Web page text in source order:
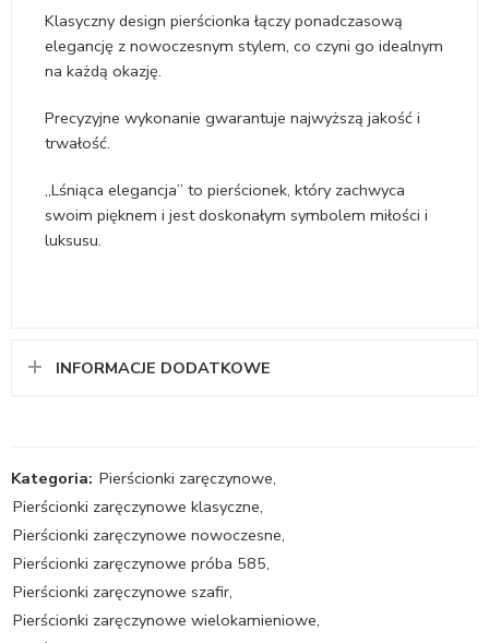
Klasyczny design pierścionka łączy ponadczasową
elegancję z nowoczesnym stylem, co czyni go idealnym
na każdą okazję.
Precyzyjne wykonanie gwarantuje najwyższą jakość i
trwałość.
„Lśniąca elegancja” to pierścionek, który zachwyca
swoim pięknem i jest doskonałym symbolem miłości i
luksusu.
INFORMACJE DODATKOWE
Kategoria: Pierścionki zaręczynowe,
Pierścionki zaręczynowe klasyczne,
Pierścionki zaręczynowe nowoczesne,
Pierścionki zaręczynowe próba 585,
Pierścionki zaręczynowe szafir,
Pierścionki zaręczynowe wielokamieniowe,